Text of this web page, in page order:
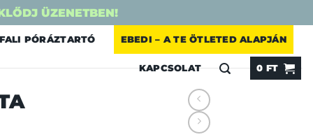
ÜZENETBEN!
FALI PÓRÁZTARTÓ EBEDI – A TE ÖTLETED ALAPJÁN
KAPCSOLAT 0 FT